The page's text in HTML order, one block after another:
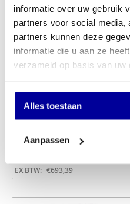
informatie over uw gebruik
partners voor social media,
partners kunnen deze
informatie die u aan ze
verzameld op basis van
Alles toestaan
Aanpassen
1.095,00
EX BTW: €693,39